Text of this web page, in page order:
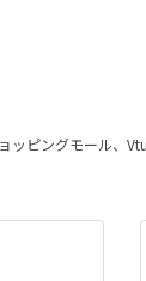
ッピングモール、